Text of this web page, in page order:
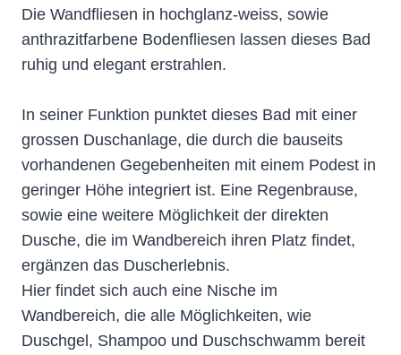
Die Wandfliesen in hochglanz-weiss, sowie
anthrazitfarbene Bodenfliesen lassen dieses Bad
ruhig und elegant erstrahlen.
In seiner Funktion punktet dieses Bad mit einer
grossen Duschanlage, die durch die bauseits
vorhandenen Gegebenheiten mit einem Podest in
geringer Höhe integriert ist. Eine Regenbrause,
sowie eine weitere Möglichkeit der direkten
Dusche, die im Wandbereich ihren Platz findet,
ergänzen das Duscherlebnis.
Hier findet sich auch eine Nische im
Wandbereich, die alle Möglichkeiten, wie
Duschgel, Shampoo und Duschschwamm bereit